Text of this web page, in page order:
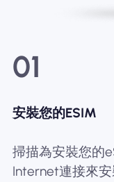
01
安裝您的ESIM
掃描為安裝您的
Internet連接來